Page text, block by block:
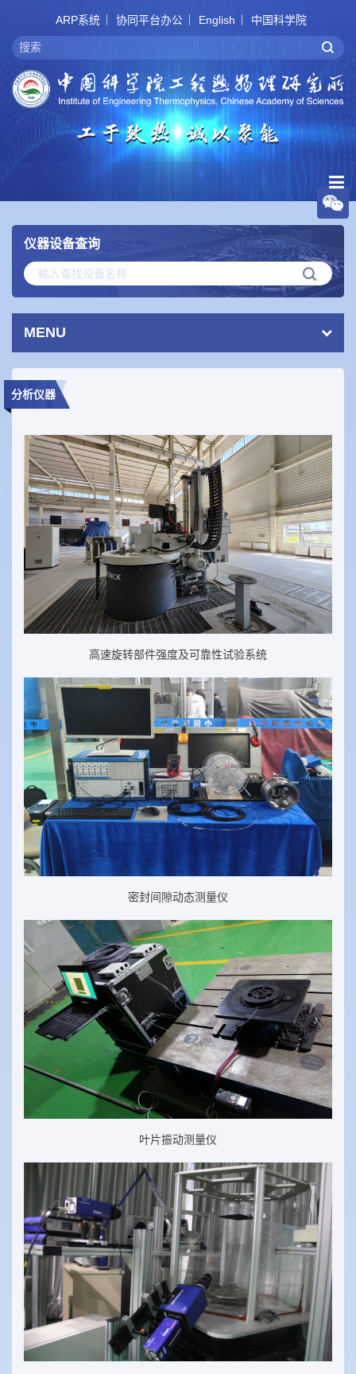
ARP系统 协同平台办公 English 中国科学院
仪器设备查询
MENU
分析仪器
高速旋转部件强度及可靠性试验系统
密封间隙动态测量仪
叶片振动测量仪